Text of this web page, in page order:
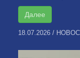
Далее
18.07.2026 /